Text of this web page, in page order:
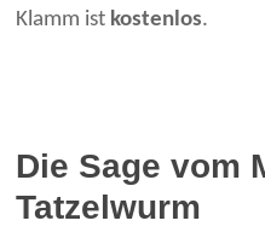
Klamm ist kostenlos.
Die Sage vom
Tatzelwurm